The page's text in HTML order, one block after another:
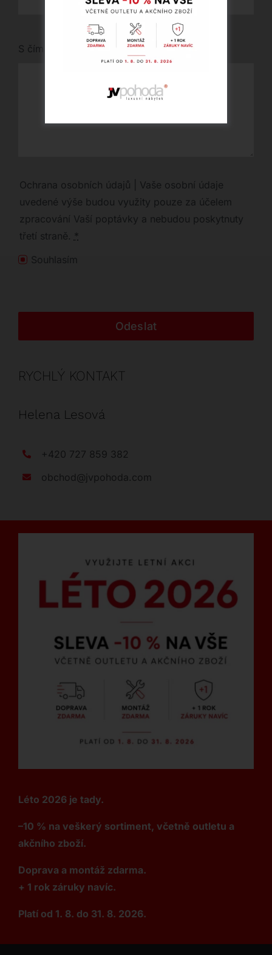
S čím vám můžeme pomoci?
Ochrana osobních údajů | Vaše osobní údaje
uvedené výše budou využity pouze za účelem
zpracování Vaší poptávky a nebudou poskytnuty
třetí straně. *
Souhlasím
Odeslat
RYCHLÝ KONTAKT
Helena Lesová
+420 727 859 382
obchod@jvpohoda.com
Léto 2026 je tady.
–10 % na veškerý sortiment, včetně outletu a
akčního zboží.
Doprava a montáž zdarma.
+ 1 rok záruky navíc.
Platí od 1. 8. do 31. 8. 2026.